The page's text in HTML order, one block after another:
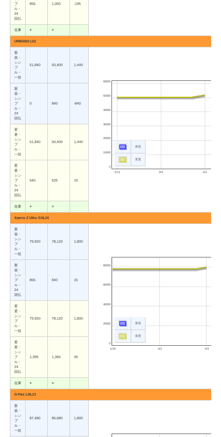
プ
ル・
24
回払
855 1,050 -195
在庫 ○ ○
URBANO L02
新
規・
シン
プ
ル・
一括
51,840 50,400 1,440
2/13 3/9 4/3
0
10000
20000
30000
40000
50000
60000
新規
変更
新
規・
シン
プ
ル・
24
回払
0 840 -840
変
更・
シン
プ
ル・
一括
51,840 50,400 1,440
変
更・
シン
プ
ル・
24
回払
540 525 15
在庫 ○ ○
Xperia Z Ultra SOL24
新
規・
シン
プ
ル・
一括
79,920 78,120 1,800
1/30 3/2 4/3
0
20000
40000
60000
80000
新規
変更
新
規・
シン
プ
ル・
24
回払
855 840 15
変
更・
シン
プ
ル・
一括
79,920 78,120 1,800
変
更・
シン
プ
ル・
24
回払
1,395 1,365 30
在庫 ○ ○
G Flex LGL23
新
規・
シン
プ
ル・
一括
87,480 85,680 1,800